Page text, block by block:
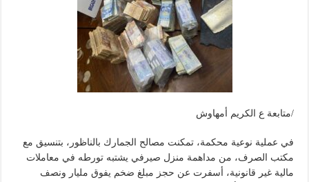
/متابعة ع الكريم أمهاوش
في عملية نوعية محكمة، تمكنت مصالح الجمارك بالناظور، بتنسيق مع
مكتب الصرف، من مداهمة منزل صيرفي يشتبه تورطه في معاملات
مالية غير قانونية، أسفرت عن حجز مبلغ ضخم يفوق مليار ونصف